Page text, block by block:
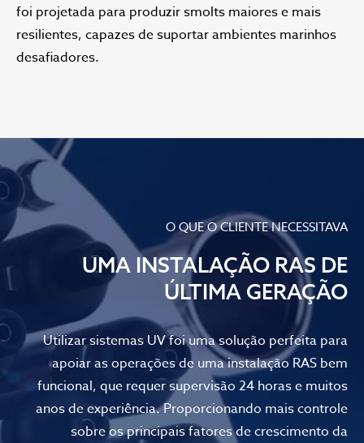
foi projetada para produzir smolts maiores e mais
resilientes, capazes de suportar ambientes marinhos
desafiadores.
O QUE O CLIENTE NECESSITAVA
UMA INSTALAÇÃO RAS DE
ÚLTIMA GERAÇÃO
Utilizar sistemas UV foi uma solução perfeita para
apoiar as operações de uma instalação RAS bem
funcional, que requer supervisão 24 horas e muitos
anos de experiência. Proporcionando mais controle
sobre os principais fatores de crescimento da